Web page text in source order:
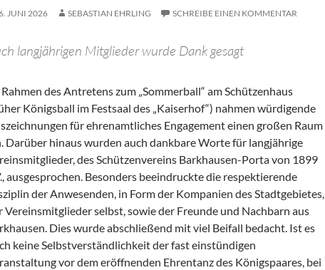
JUNI 2026 SEBASTIAN EHRLING SCHREIBE EINEN KOMMENTAR
langjährigen Mitglieder wurde Dank gesagt
des Antretens zum „Sommerball“ am Schützenhaus
Königsball im Festsaal des „Kaiserhof“) nahmen würdigende
für ehrenamtliches Engagement einen großen Raum
Darüber hinaus wurden auch dankbare Worte für langjährige
des Schützenvereins Barkhausen-Porta von 1899
ausgesprochen. Besonders beeindruckte die respektierende
der Anwesenden, in Form der Kompanien des Stadtgebietes,
Vereinsmitglieder selbst, sowie der Freunde und Nachbarn aus
Dies wurde abschließend mit viel Beifall bedacht. Ist es
keine Selbstverständlichkeit der fast einstündigen
vor dem eröffnenden Ehrentanz des Königspaares, bei